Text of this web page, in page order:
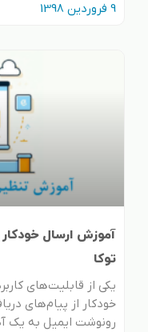
9 فروردین 1398
آموزش ارسال
توکا
یکی از قابلیت‌های
خودکار از پیام‌های
رونوشت ایمیل به یک